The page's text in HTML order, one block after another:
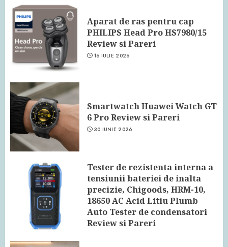
Aparat de ras pentru cap
PHILIPS Head Pro HS7980/15
Review si Pareri
16 IULIE 2026
Smartwatch Huawei Watch GT
6 Pro Review si Pareri
30 IUNIE 2026
Tester de rezistenta interna a
tensiunii bateriei de inalta
precizie, Chigoods, HRM-10,
18650 AC Acid Litiu Plumb
Auto Tester de condensatori
Review si Pareri